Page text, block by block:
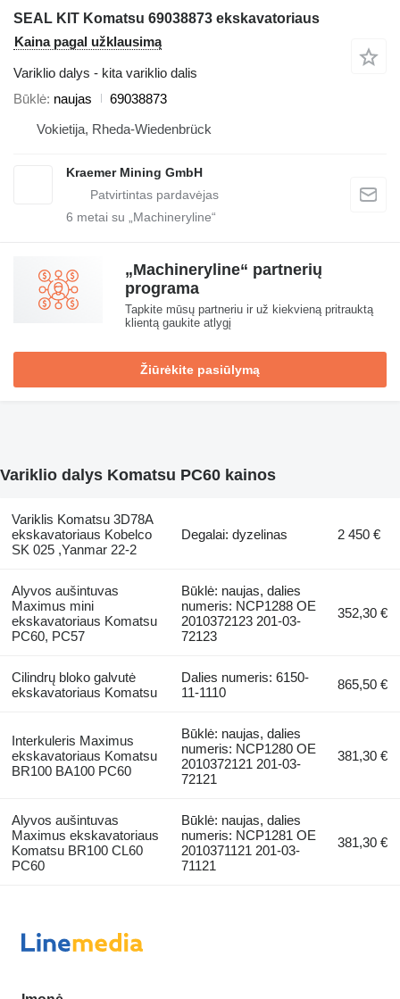
SEAL KIT Komatsu 69038873 ekskavatoriaus
Kaina pagal užklausimą
Variklio dalys - kita variklio dalis
Būklė naujas
69038873
Vokietija, Rheda-Wiedenbrück
Kraemer Mining GmbH
6 metai su „Machineryline“
„Machineryline“ partnerių
programa
Tapkite mūsų partneriu ir už kiekvieną pritrauktą
klientą gaukite atlygį
Žiūrėkite pasiūlymą
Variklio dalys Komatsu PC60 kainos
Variklis Komatsu 3D78A
ekskavatoriaus Kobelco
SK 025 ,Yanmar 22-2
Degalai: dyzelinas 2 450 €
Alyvos aušintuvas
Maximus mini
ekskavatoriaus Komatsu
PC60, PC57
Būklė: naujas, dalies
numeris: NCP1288 OE
2010372123 201-03-
72123
352,30 €
Cilindrų bloko galvutė
ekskavatoriaus Komatsu
Dalies numeris: 6150-
11-1110
865,50 €
Interkuleris Maximus
ekskavatoriaus Komatsu
BR100 BA100 PC60
Būklė: naujas, dalies
numeris: NCP1280 OE
2010372121 201-03-
72121
381,30 €
Alyvos aušintuvas
Maximus ekskavatoriaus
Komatsu BR100 CL60
PC60
Būklė: naujas, dalies
numeris: NCP1281 OE
2010371121 201-03-
71121
381,30 €